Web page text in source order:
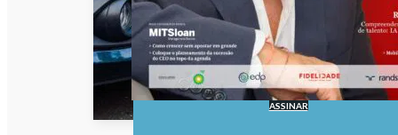
ASSINAR